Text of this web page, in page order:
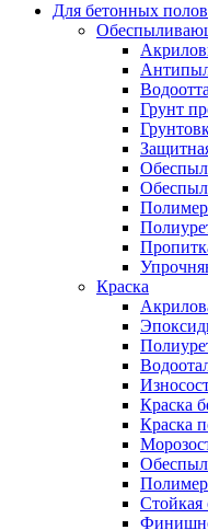
Для бетонных полов
Грунт
Краска
Краска
Краска
Стойкая